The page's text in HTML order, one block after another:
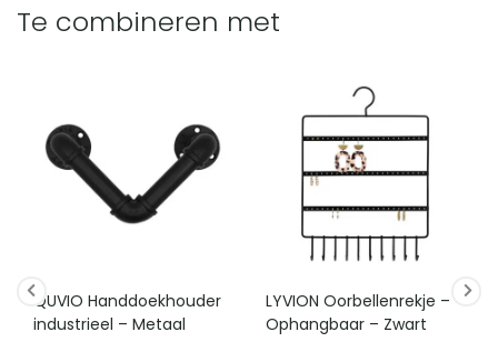
Te combineren met
QUVIO Handdoekhouder
industrieel – Metaal
LYVION Oorbellenrekje –
Ophangbaar – Zwart